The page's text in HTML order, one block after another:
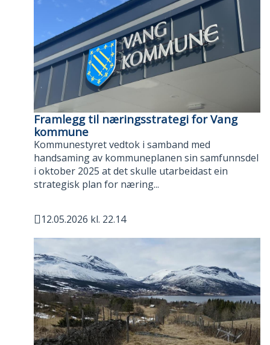
Framlegg til næringsstrategi for Vang
kommune
Kommunestyret vedtok i samband med
handsaming av kommuneplanen sin samfunnsdel
i oktober 2025 at det skulle utarbeidast ein
strategisk plan for næring...
Publisert
12.05.2026 kl. 22.14